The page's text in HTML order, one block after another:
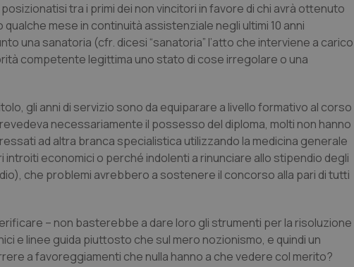
tra i primi dei non vincitori in favore di chi avrà ottenuto
mese in continuità assistenziale negli ultimi 10 anni
una sanatoria (cfr. dicesi “sanatoria” l’atto che interviene a carico
competente legittima uno stato di cose irregolare o una
gli anni di servizio sono da equiparare a livello formativo al corso
necessariamente il possesso del diploma, molti non hanno
ad altra branca specialistica utilizzando la medicina generale
economici o perché indolenti a rinunciare allo stipendio degli
che problemi avrebbero a sostenere il concorso alla pari di tutti
– non basterebbe a dare loro gli strumenti per la risoluzione
e linee guida piuttosto che sul mero nozionismo, e quindi un
a favoreggiamenti che nulla hanno a che vedere col merito?